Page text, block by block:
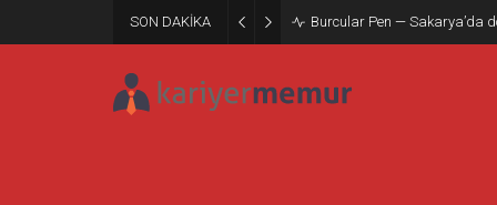
SON DAKİKA Burcular Pen — Sakarya’da